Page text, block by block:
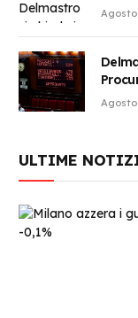
Agosto
Agosto
ULTIME